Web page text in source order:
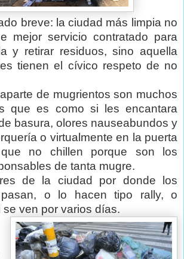
breve: la ciudad más limpia no
mejor servicio contratado para
y retirar residuos, sino aquella
tienen el cívico respeto de no
de mugrientos son muchos
que es como si les encantara
basura, olores nauseabundos y
o virtualmente en la puerta
no chillen porque son los
de tanta mugre.
de la ciudad por donde los
o lo hacen tipo rally, o
ven por varios días.